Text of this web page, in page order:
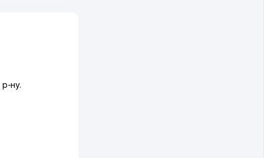
ну.